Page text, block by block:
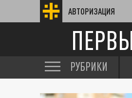
АВТОРИЗАЦИЯ
РУБРИКИ